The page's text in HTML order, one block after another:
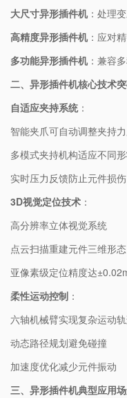
大尺寸异形插件机：处理
高精度异形插件机：应对
多功能异形插件机：兼容
二、异形插件机核心技术
自适应夹持系统：
智能夹爪可自动调整夹持
多模式夹持机构适应不同
实时压力反馈防止元件损伤
3D视觉定位技术 ：
高分辨率立体视觉系统
点云扫描重建元件三维形态
亚像素级定位精度达
柔性运动控制 ：
六轴机械臂实现复杂运动
动态路径规划避免碰撞
加速度优化减少元件振动
三、异形插件机典型应用